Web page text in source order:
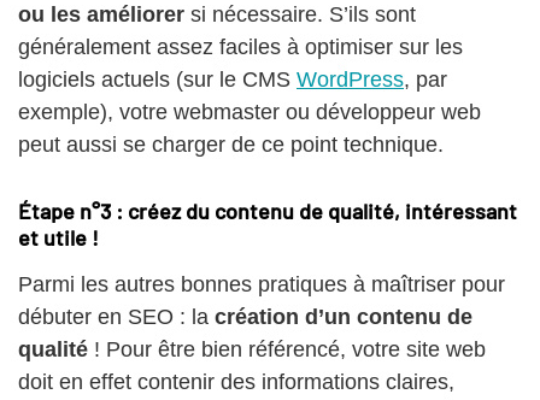
ou les améliorer si nécessaire. S’ils sont
généralement assez faciles à optimiser sur les
logiciels actuels (sur le CMS WordPress, par
exemple), votre webmaster ou développeur web
peut aussi se charger de ce point technique.
Étape n°3 : créez du contenu de qualité, intéressant
et utile !
Parmi les autres bonnes pratiques à maîtriser pour
débuter en SEO : la création d’un contenu de
qualité ! Pour être bien référencé, votre site web
doit en effet contenir des informations claires,